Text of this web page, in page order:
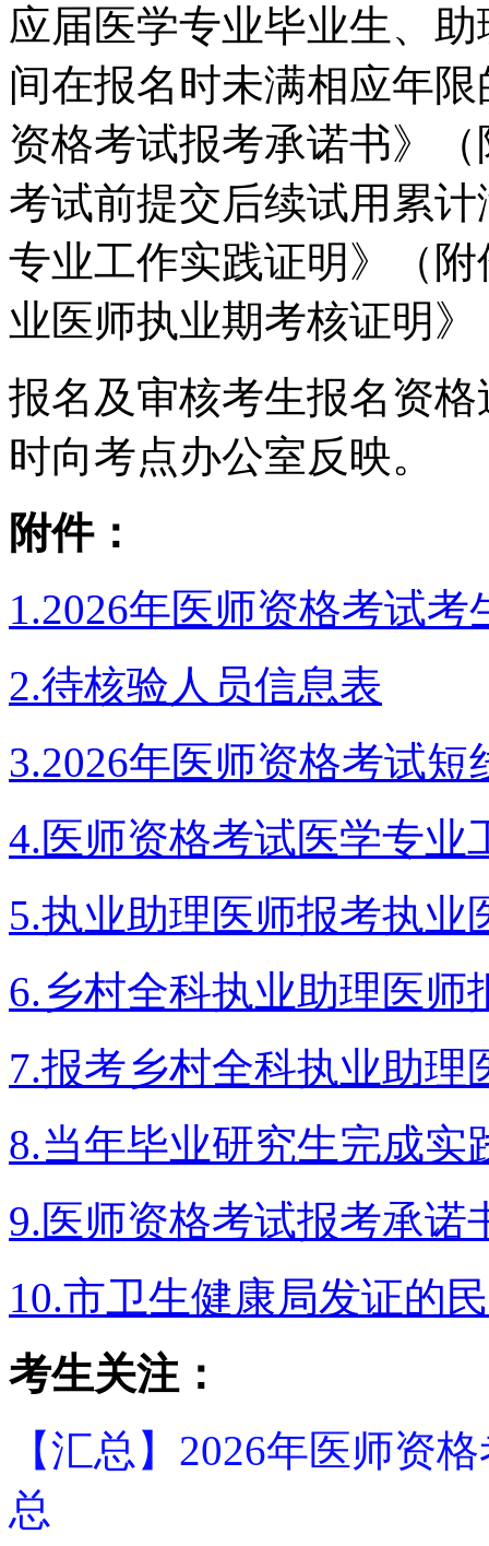
应届医学专业毕业生、
间在报名时未满相应年
资格考试报考承诺书》
考试前提交后续试用累
专业工作实践证明》（
业医师执业期考核证明
报名及审核考生报名资
时向考点办公室反映。
附件：
1.2026年医师资格考试
2.待核验人员信息表
3.2026年医师资格考试
4.医师资格考试医学专业
5.执业助理医师报考执业
6.乡村全科执业助理医师
7.报考乡村全科执业助理
8.当年毕业研究生完成实
9.医师资格考试报考承诺
10.市卫生健康局发证的
考生关注：
【汇总】2026年医师资
总